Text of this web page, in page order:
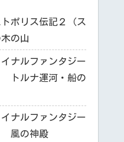
ポリス伝記２（ス
の山
ナルファンタジー
トルナ運河・船の
ナルファンタジー
風の神殿